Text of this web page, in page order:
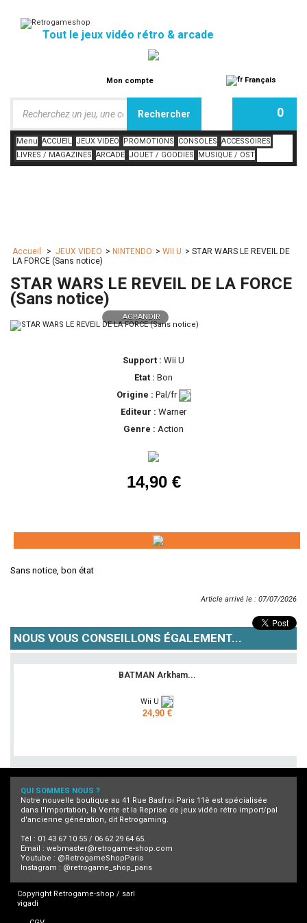
Tout le jeux vidéo rétro & arcade
Mon compte Français
0
Menu ACCUEIL JEUX VIDEO PROMOTIONS CONSOLES ACCESSOIRES
LIVRES / MAGAZINES ARCADE JOUET / GOODIES MUSIQUE / OST
Accueil > JEUX VIDEO > NINTENDO > WII U > STAR WARS LE REVEIL DE
LA FORCE (Sans notice)
STAR WARS LE REVEIL DE LA FORCE
(Sans notice)
AGRANDIR
Support : Wii U
Etat : Bon
Origine : Pal/fr
Editeur : Warner
Genre : Action
14,90 €
Sans notice, bon état
Article arrivé le : 07/07/2026
NOUS VOUS CONSEILLONS ÉGALEMENT...
BATMAN Arkham...
Wii U
24,90 €
QUI SOMMES NOUS ?
Notre nouvelle boutique au 41 Rue Basfroi Paris 11è est spécialisée
dans l'Importation, la Vente et la Reprise de jeux vidéo rétro import/pal
d'ancienne génération, dit Retrogaming.
Tél : 01 43 67 10 55 / 06 62 29 64 65.
Email : webmaster@retrogame-shop.com
Youtube : @RetrogameShopParis
Instagram : @retrogame_shop_paris
Copyright Retrogame-shop / sarl
vigadi